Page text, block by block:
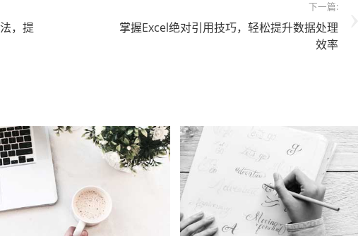
，提
下一篇:
掌握Excel绝对引用技巧，轻松提升数据处理
效率